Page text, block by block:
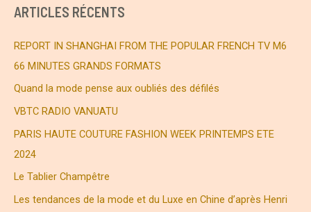
r
c
h
ARTICLES RÉCENTS
REPORT IN SHANGHAI FROM THE POPULAR FRENCH TV M6
66 MINUTES GRANDS FORMATS
Quand la mode pense aux oubliés des défilés
VBTC RADIO VANUATU
PARIS HAUTE COUTURE FASHION WEEK PRINTEMPS ETE
2024
Le Tablier Champêtre
Les tendances de la mode et du Luxe en Chine d’après Henri